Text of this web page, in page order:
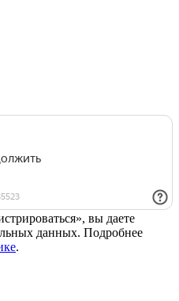
вы даете
данных. Подробнее
.